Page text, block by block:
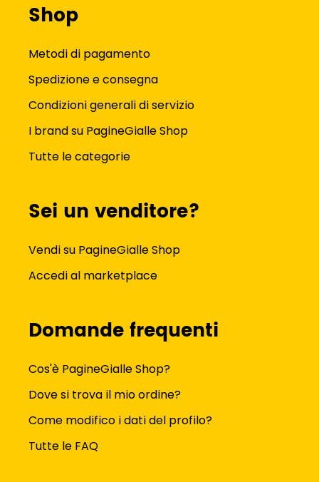
Shop
Metodi di pagamento
Spedizione e consegna
Condizioni generali di servizio
I brand su PagineGialle Shop
Tutte le categorie
Sei un venditore?
Vendi su PagineGialle Shop
Accedi al marketplace
Domande frequenti
Cos'è PagineGialle Shop?
Dove si trova il mio ordine?
Come modifico i dati del profilo?
Tutte le FAQ